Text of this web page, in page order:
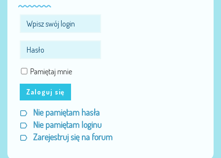
Pamiętaj mnie
Zaloguj się
Nie pamiętam hasła
Nie pamiętam loginu
Zarejestruj się na forum